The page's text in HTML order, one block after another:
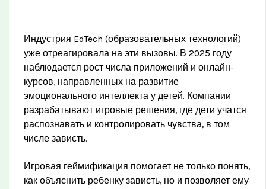
Индустрия EdTech (образовательных технологий)
уже отреагировала на эти вызовы. В 2025 году
наблюдается рост числа приложений и онлайн-
курсов, направленных на развитие
эмоционального интеллекта у детей. Компании
разрабатывают игровые решения, где дети учатся
распознавать и контролировать чувства, в том
числе зависть.
Игровая геймификация помогает не только понять,
как объяснить ребенку зависть, но и позволяет ему